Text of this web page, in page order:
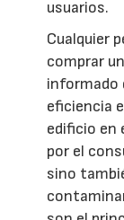
usuarios.
Cualquier
comprar
informado
eficiencia
edificio en
por el
sino